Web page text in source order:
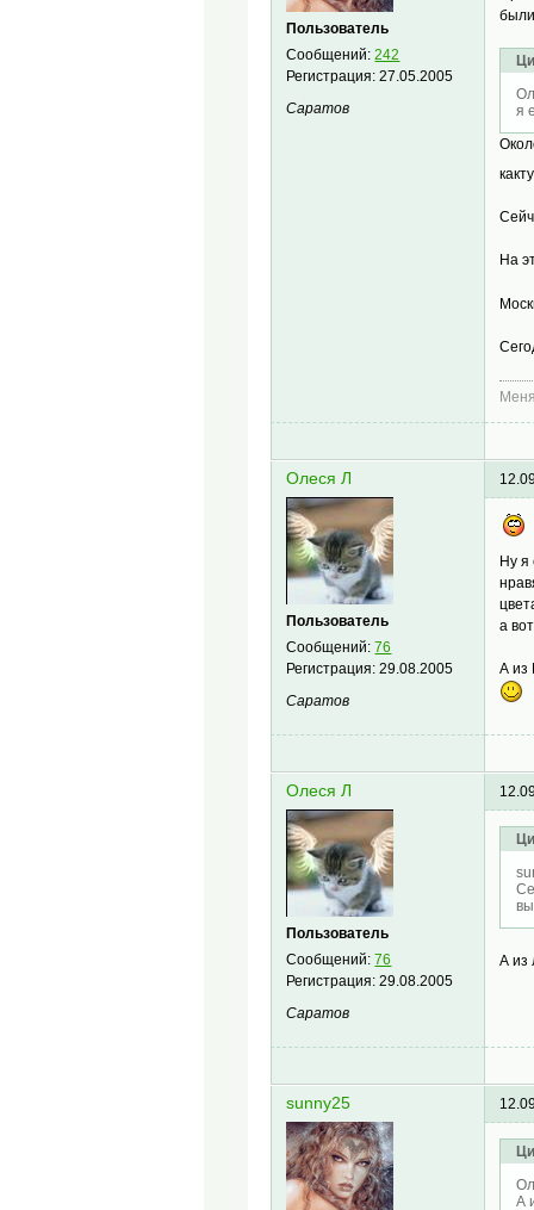
Пользователь
Сообщений:242
Регистрация:27.05.2005
Саратов
я
На
Олеся Л
Пользователь
Сообщений:76
Регистрация:29.08.2005
Саратов
Ну я
а
А из
Олеся Л
Пользователь
Сообщений:76
Регистрация:29.08.2005
Саратов
А из
sunny25
А